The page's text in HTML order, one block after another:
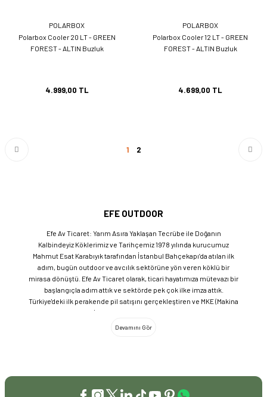
POLARBOX
Polarbox Cooler 20 LT - GREEN
FOREST - ALTIN Buzluk
4.999,00 TL
POLARBOX
Polarbox Cooler 12 LT - GREEN
FOREST - ALTIN Buzluk
4.699,00 TL
1 2
EFE OUTDOOR
Efe Av Ticaret: Yarım Asıra Yaklaşan Tecrübe ile Doğanın
Kalbindeyiz Köklerimiz ve Tarihçemiz 1978 yılında kurucumuz
Mahmut Esat Karabıyık tarafından İstanbul Bahçekapı’da atılan ilk
adım, bugün outdoor ve avcılık sektörüne yön veren köklü bir
mirasa dönüştü. Efe Av Ticaret olarak, ticari hayatımıza mütevazı bir
başlangıçla adım attık ve sektörde pek çok ilke imza attık.
Türkiye'deki ilk perakende pil satışını gerçekleştiren ve MKE (Makina
ve Kimya Endüstrisi) üretimi ürünleri satan ilk bayilerden biri olma
kurarak tüm Türkiye'ye hizmet vermeye başladık. 2016: Kadıköy